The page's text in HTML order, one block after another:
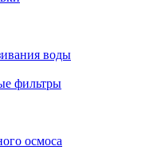
воды
фильтры
осмоса